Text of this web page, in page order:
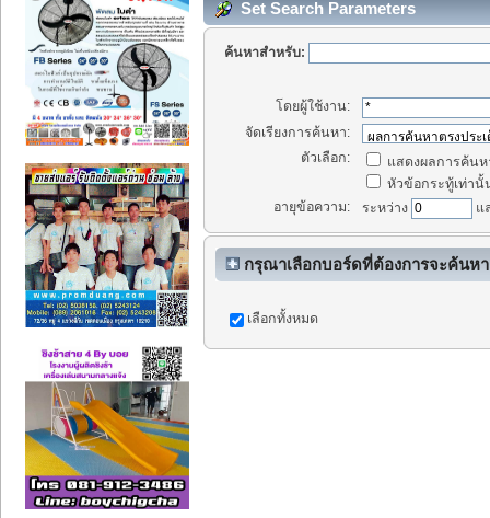
Set Search Parameters
ค้นหาสำหรับ:
โดยผู้ใช้งาน:
จัดเรียงการค้นหา:
ตัวเลือก:
แสดงผลการค้น
หัวข้อกระทู้เท่านั้
อายุข้อความ:
ระหว่าง แ
กรุณาเลือกบอร์ดที่ต้องการจะค้นห
เลือกทั้งหมด